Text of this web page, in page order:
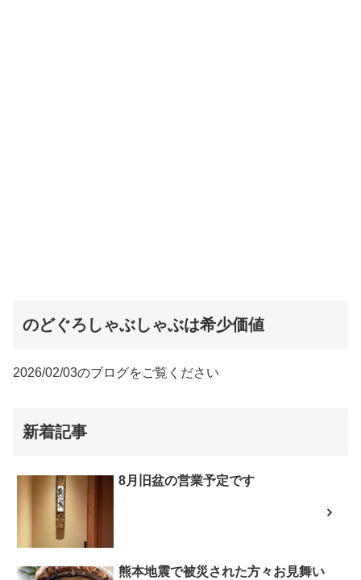
のどぐろしゃぶしゃぶは希少価値
2026/02/03のブログをご覧ください
新着記事
8月旧盆の営業予定です
熊本地震で被災された方々お見舞い